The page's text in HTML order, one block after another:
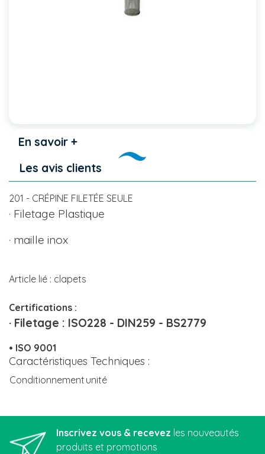
En savoir +
Les avis clients
201 - CRÉPINE FILETÉE SEULE
· Filetage Plastique
· maille inox
Article lié : clapets
Certifications :
· Filetage : ISO228 - DIN259 - BS2779
• ISO 9001
Caractéristiques Techniques :
Conditionnement unité
Inscrivez vous & recevez les nouveautés
produits et promotions